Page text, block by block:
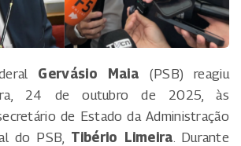
Gervásio Maia(PSB) reagiu
24 de outubro de 2025, às
de Estado da Administração
do PSB, Tibério Limeira . Durante